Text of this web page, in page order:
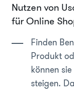
Nutzen von
für Online
Finden
Produkt
können
steigen.